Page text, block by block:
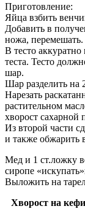
Приготовление:
Яйца взбить
Добавить в
ножа, перемешать.
В тесто
теста. Тесто
шар.
Шар разделить на
Нарезать
растительном
хворост сахарной
Из второй части
и также обжарить
Мед и 1 ст.ложку
сиропе
Выложить на
Хворост на